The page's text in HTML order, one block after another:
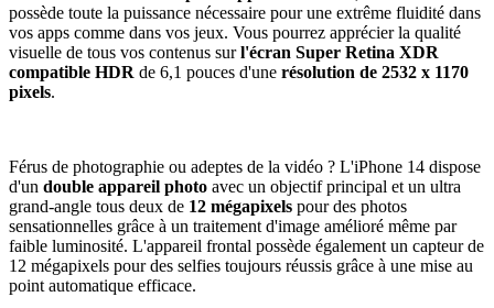
possède toute la puissance nécessaire pour une extrême fluidité dans
vos apps comme dans vos jeux. Vous pourrez apprécier la qualité
visuelle de tous vos contenus surl'écran Super Retina XDR
compatible HDR de 6,1 pouces d'une résolution de 2532 x 1170
pixels.
Férus de photographie ou adeptes de la vidéo ? L'iPhone 14 dispose
d'un double appareil photo avec un objectif principal et un ultra
grand-angle tous deux de 12 mégapixels pour des photos
sensationnelles grâce à un traitement d'image amélioré même par
faible luminosité. L'appareil frontal possède également un capteur de
12 mégapixels pour des selfies toujours réussis grâce à une mise au
point automatique efficace.